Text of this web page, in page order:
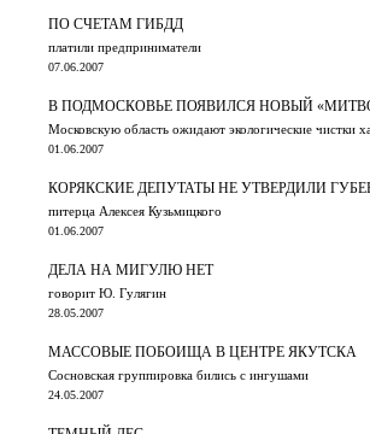
ПО СЧЕТАМ ГИБДД
платили предприниматели
07.06.2007
В ПОДМОСКОВЬЕ ПОЯВИЛСЯ НОВЫЙ
Московскую область ожидают экологические чистки
01.06.2007
КОРЯКСКИЕ ДЕПУТАТЫ НЕ УТВЕРДИЛИ
питерца Алексея Кузьмицкого
01.06.2007
ДЕЛА НА МИГУЛЮ НЕТ
говорит Ю. Гулягин
28.05.2007
МАССОВЫЕ ПОБОИЩА В ЦЕНТРЕ ЯКУТСКА
Сосновская группировка бились с ингушами
24.05.2007